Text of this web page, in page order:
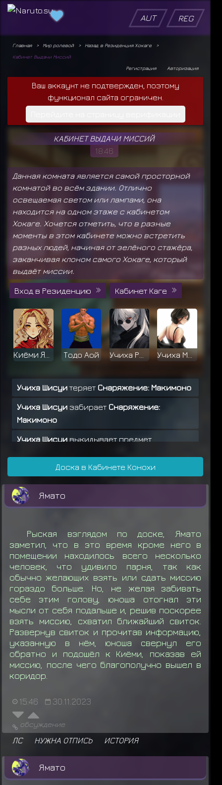
AUT REG
Главная Мир ролевой
Назад в Резиденция Хокаге
Кабинет Выдачи Миссий
Авторизация
Регистрация
Ваш аккаунт не подтвержден, поэтому
функционал сайта ограничен.
КАБИНЕТ ВЫДАЧИ МИССИЙ
18:46
Данная комната является самой просторной
комнатой во всём здании. Отлично
освещаемая светом или лампами, она
находится на одном этаже с кабинетом
Хокаге. Хочется отметить, что в разные
моменты в этом кабинете можно встретить
разных людей, начиная от зелёного стажёра,
заканчивая клоном самого Хокаге, который
выдаёт миссии.
Вход в Резиденцию Кабинет Каге
Тодо Аой Учиха Мияко
Хьюга Кори
Учиха Шин Учиха Гин Мияби Нара Хьюга Хидейо
Исе Удон Сарутоби Кэт Сарутоби Бех
Учиха Шисуитеряет Снаряжение: Макимоно
Учиха Шисуи забирает Снаряжение:
Макимоно
Учиха Шисуи выкидывает предмет
Учиха Шисуи получил награду за миссию
ранга C
Айцу
получил свиток миссии C ранга
Учиха Итачи получил награду за миссию
ранга C
Учиха Итачи получил свиток миссии C
ранга
Учиха Итачи
теряетСнаряжение: Макимоно
Учиха Итачиполучил свиток миссии C
ранга
Учиха Итачи получил награду за миссию
ранга B
Учиха Шисуи получил награду за миссию
ранга C
Учиха Шисуитеряет
Снаряжение: Макимоно
Учиха Шисуиполучил свиток миссии C
ранга
Доска в Кабинете Конохи
Ямато
Рыская взглядом по доске, Ямато
заметил, что в это время кроме него в
помещении находилось всего несколько
человек, что удивило парня, так как
обычно желающих взять или сдать миссию
гораздо больше. Но, не желая забивать
себе этим голову, юноша отогнал эти
мысли от себя подальше и, решив поскорее
взять миссию, схватил ближайший свиток.
Развернув свиток и прочитав информацию,
указанную в нём, юноша свернул его
обратно и подошёл к Киёми, показав ей
миссию, после чего благополучно вышел в
коридор.
15:46 30.11.2023
обсуждение
ЛС НУЖНА ОТПИСЬ ИСТОРИЯ
Ямато